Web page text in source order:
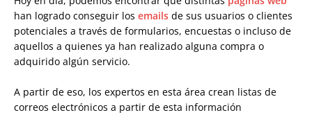
han logrado conseguir los emails de sus usuarios o clientes
potenciales a través de formularios, encuestas o incluso de
aquellos a quienes ya han realizado alguna compra o
adquirido algún servicio.
A partir de eso, los expertos en esta área crean listas de
correos electrónicos a partir de esta información